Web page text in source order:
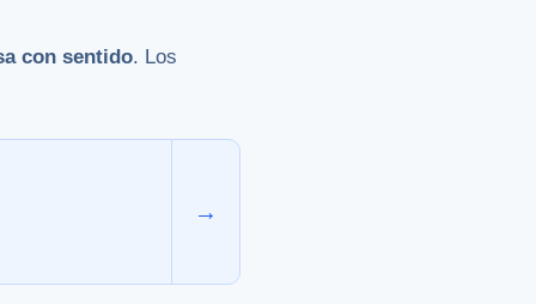
con sentido. Los
→